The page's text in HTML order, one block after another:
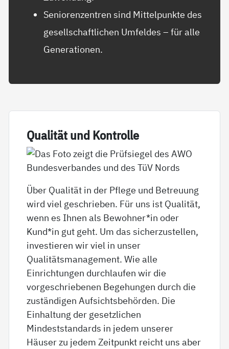
Seniorenzentren sind Mittelpunkte des
gesellschaftlichen Umfeldes – für alle
Generationen.
Qua­li­tät und Kon­trol­le
Über Qualität in der Pflege und Betreuung
wird viel geschrieben. Für uns ist Qualität,
wenn es Ihnen als Bewohner*in oder
Kund*in gut geht. Um das sicherzustellen,
investieren wir viel in unser
Qualitätsmanagement. Wie alle
Einrichtungen durchlaufen wir die
vorgeschriebenen Begehungen durch die
zuständigen Aufsichtsbehörden. Die
Einhaltung der gesetzlichen
Mindeststandards in jedem unserer
Häuser zu jedem Zeitpunkt reicht uns aber